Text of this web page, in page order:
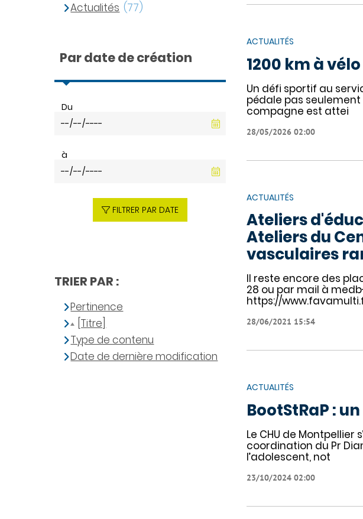
ACTUALITÉS
1200 km à
Un défi sportif au
pédale pas
compagne est attei
28/05/2026 02:00
ACTUALITÉS
Ateliers
Ateliers du
vasculaires
Il reste encore des
28 ou par mail à
https://
28/06/2021 15:54
ACTUALITÉS
BootStRaP :
Le CHU de Montpellier
coordination du Pr
l’adolescent, not
23/10/2024 02:00
Actualités (77)
Par date de création
Du
à
FILTRER PAR DATE
TRIER PAR :
Pertinence
[Titre]
Type de contenu
Date de dernière modification